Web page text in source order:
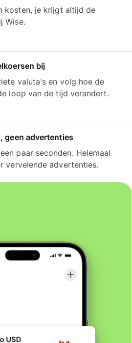
kosten, je krijgt altijd de
Wise.
bij
valuta's en volg hoe de
loop van de tijd verandert.
geen advertenties
paar seconden. Helemaal
vervelende advertenties.